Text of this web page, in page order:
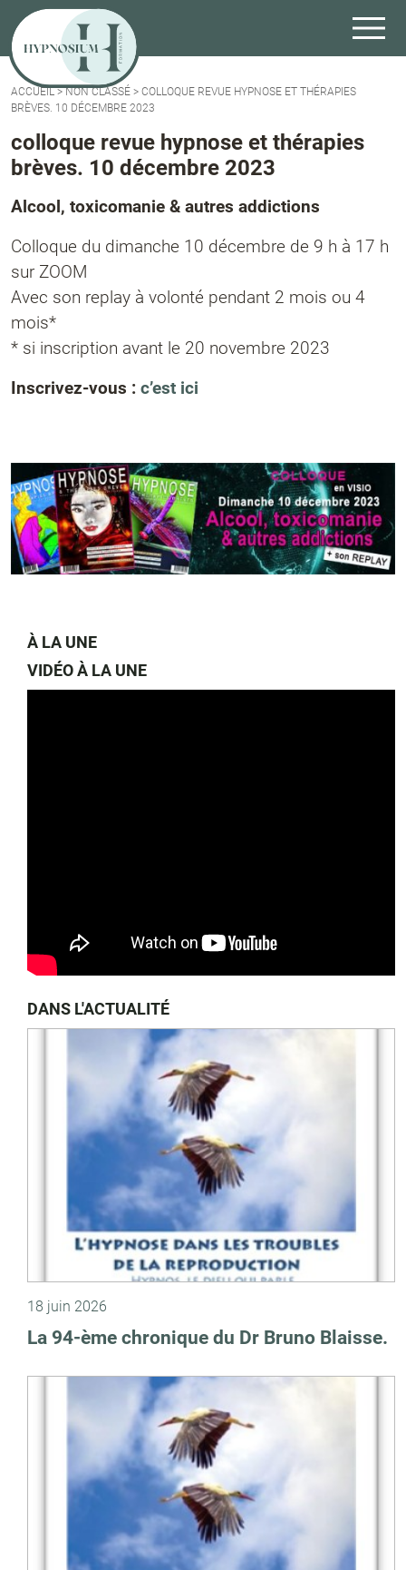
ACCUEIL>NON CLASSÉ > COLLOQUE REVUE HYPNOSE ET THÉRAPIES
BRÈVES. 10 DÉCEMBRE 2023
colloque revue hypnose et thérapies
brèves. 10 décembre 2023
Alcool, toxicomanie & autres addictions
Colloque du dimanche 10 décembre de 9 h à 17 h
sur ZOOM
Avec son replay à volonté pendant 2 mois ou 4
mois*
* si inscription avant le 20 novembre 2023
Inscrivez-vous : c’est ici
À LA UNE
VIDÉO À LA UNE
DANS L'ACTUALITÉ
18 juin 2026
La 94-ème chronique du Dr Bruno Blaisse.